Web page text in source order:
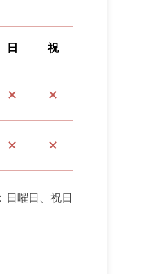
日 祝
✕ ✕
✕ ✕
日曜日、祝日